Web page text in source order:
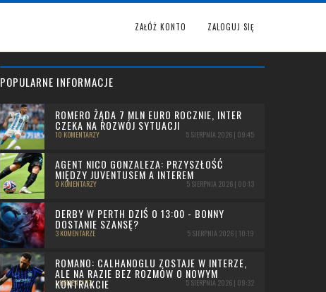
ZAŁÓŻ KONTO ZALOGUJ SIĘ
POPULARNE INFORMACJE
ROMERO ŻĄDA 7 MLN EURO ROCZNIE, INTER
CZEKA NA ROZWÓJ SYTUACJI
10 KOMENTARZY 5 SIERPNIA 2026 | 09:45
AGENT NICO GONZALEZA: PRZYSZŁOŚĆ
MIĘDZY JUVENTUSEM A INTEREM
0 KOMENTARZY 5 SIERPNIA 2026 | 00:13
DERBY W PERTH DZIŚ O 13:00 - BONNY
DOSTANIE SZANSĘ?
3 KOMENTARZE 5 SIERPNIA 2026 | 10:19
ROMANO: CALHANOGLU ZOSTAJE W INTERZE,
ALE NA RAZIE BEZ ROZMÓW O NOWYM
KONTRAKCIE
1 KOMENTARZ 5 SIERPNIA 2026 | 09:32